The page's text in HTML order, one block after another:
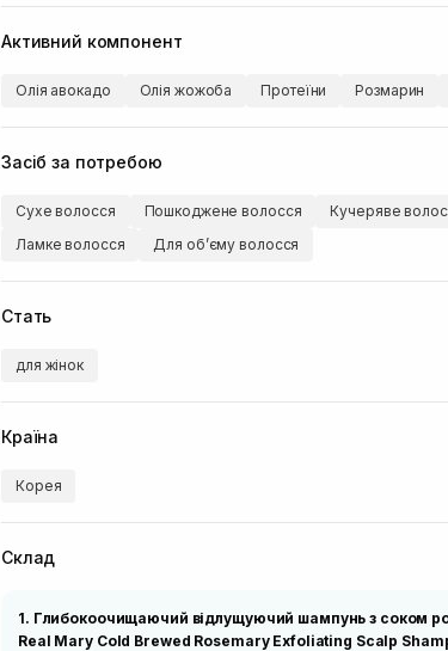
Активний компонент
Олія авокадо Олія жожоба Протеїни Розмарин
Засіб за потребою
Сухе волосся Пошкоджене волосся Кучеряве
Ламке волосся
Для обʼєму волосся
Стать
для жінок
Країна
Корея
Склад
1. Глибокоочищаючий відлущуючий шампунь з соком
Real Mary Cold Brewed Rosemary Exfoliating Scalp